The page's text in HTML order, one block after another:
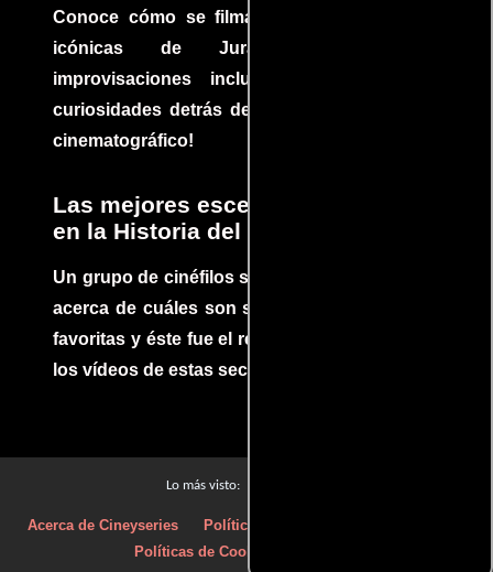
Conoce cómo se filmaron algunas escenas
icónicas de Jurassic Park, con
improvisaciones incluidas. ¡Descubre las
curiosidades detrás del rodaje de un clásico
cinematográfico!
Las mejores escenas de acción
en la Historia del cine
Un grupo de cinéfilos se juntaron para debatir
acerca de cuáles son sus escenas de acción
favoritas y éste fue el resultado. No te pierdas
los vídeos de estas secuencias inolvidables.
Lo más visto:
Acerca de Cineyseries Políticas de privacidad
Políticas de Cookies